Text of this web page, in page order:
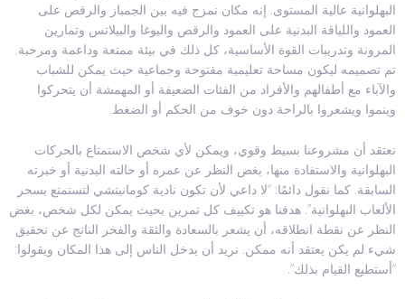
البهلوانية عالية المستوى. إنه مكان نمزج فيه بين الجمباز والرقص على
العمود واللياقة البدنية على العمود والرقص واليوغا والبيلاتس وتمارين
المرونة وتدريبات القوة الأساسية، كل ذلك في بيئة ممتعة وداعمة ومرحبة.
تم تصميمه ليكون مساحة تعليمية مفتوحة وجماعية حيث يمكن للشباب
والآباء مع أطفالهم والأفراد من الفئات الضعيفة أو المهمشة أن يتحركوا
وينموا ويشعروا بالراحة دون خوف من الحكم أو الضغط.
نعتقد أن مشروعنا بسيط وقوي، ويمكن لأي شخص الاستمتاع بالحركات
البهلوانية والاستفادة منها، بغض النظر عن عمره أو حالته البدنية أو خبرته
السابقة. كما نقول دائمًا: “لا داعي لأن تكون نادية كومانيتشي لتستمتع بسحر
الألعاب البهلوانية”. هدفنا هو تكييف كل تمرين بحيث يمكن لكل شخص، بغض
النظر عن نقطة انطلاقه، أن يشعر بالسعادة والثقة والفخر الناتج عن تحقيق
شيء لم يكن يعتقد أنه ممكن. نريد أن يدخل الناس إلى هذا المكان ويقولوا:
“أستطيع القيام بذلك”.